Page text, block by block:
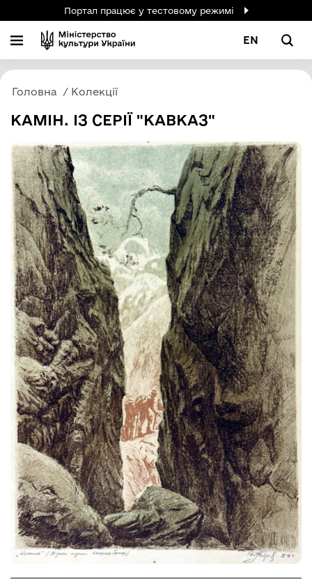
Портал працює у тестовому режимі
EN
Головна Колекції
КАМІН. ІЗ СЕРІЇ "КАВКАЗ"